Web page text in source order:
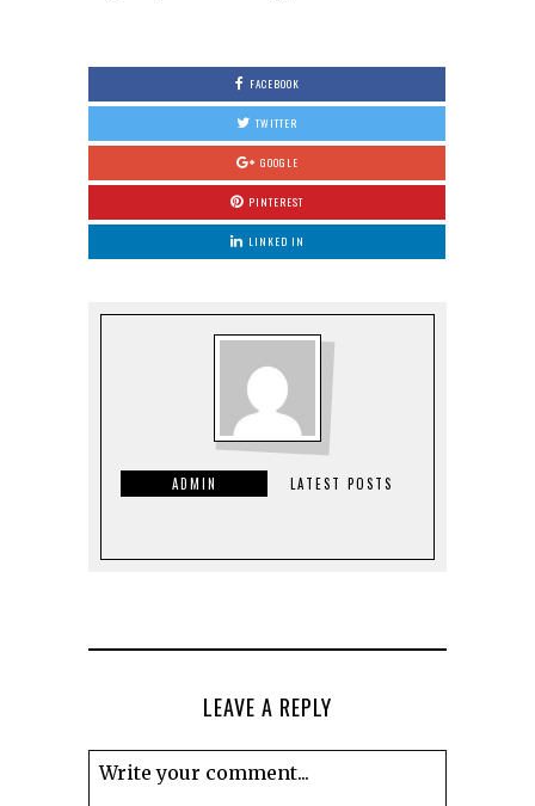
FACEBOOK
TWITTER
GOOGLE
PINTEREST
LINKED IN
ADMIN LATEST POSTS
LEAVE A REPLY